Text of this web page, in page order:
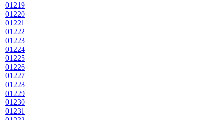
01219
01220
01221
01222
01223
01224
01225
01226
01227
01228
01229
01230
01231